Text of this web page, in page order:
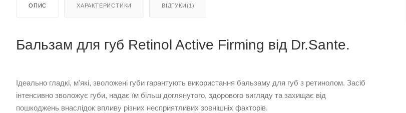
ОПИС ХАРАКТЕРИСТИКИ ВІДГУКИ(1)
Бальзам для губ Retinol Active Firming від Dr.Sante.
Ідеально гладкі, м'які, зволожені губи гарантують використання бальзаму для губ з ретинолом. Засіб
інтенсивно зволожує губи, надає їм більш доглянутого, здорового вигляду та захищає від
пошкоджень внаслідок впливу різних несприятливих зовнішніх факторів.